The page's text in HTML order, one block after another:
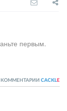
первым.
CACKL E